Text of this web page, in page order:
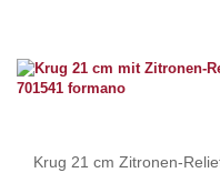
Krug 21 cm Zitronen-